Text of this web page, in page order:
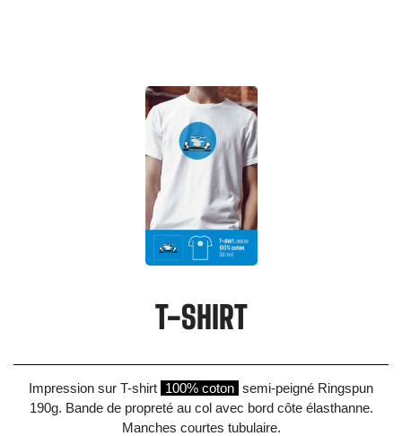
T-SHIRT
Impression sur T-shirt 100% coton semi-peigné Ringspun
190g. Bande de propreté au col avec bord côte élasthanne.
Manches courtes tubulaire.